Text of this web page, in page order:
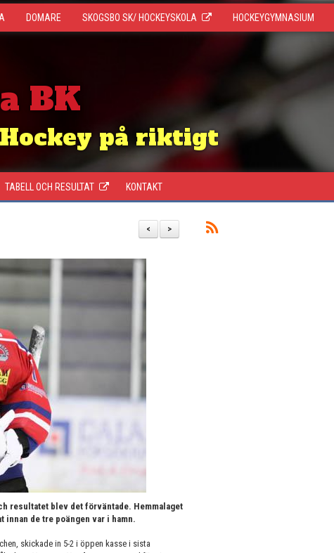
DOMARE SKOGSBO SK/ HOCKEYSKOLA HOCKEYGYMNASIUM
BK
Hockey på riktigt
TABELL OCH RESULTAT KONTAKT
>
<
resultatet blev det förväntade. Hemmalaget
de tre poängen var i hamn.
skickade in 5-2 i öppen kasse i sista